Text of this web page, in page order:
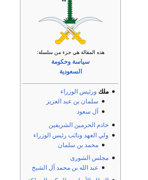
هذه المقالة هي جزء من سلسلة:
سياسة وحكومة
السعودية
ملك ورئيس الوزراء
سلمان بن عبد العزيز
آل سعود
خادم الحرمين الشريفين
ولي العهد ونائب رئيس الوزراء
محمد بن سلمان
مجلس الشورى
عبد الله بن محمد آل الشيخ